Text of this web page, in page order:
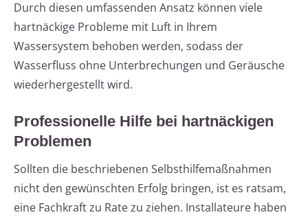
Durch diesen umfassenden Ansatz können viele
hartnäckige Probleme mit Luft in Ihrem
Wassersystem behoben werden, sodass der
Wasserfluss ohne Unterbrechungen und Geräusche
wiederhergestellt wird.
Professionelle Hilfe bei hartnäckigen
Problemen
Sollten die beschriebenen Selbsthilfemaßnahmen
nicht den gewünschten Erfolg bringen, ist es ratsam,
eine Fachkraft zu Rate zu ziehen. Installateure haben